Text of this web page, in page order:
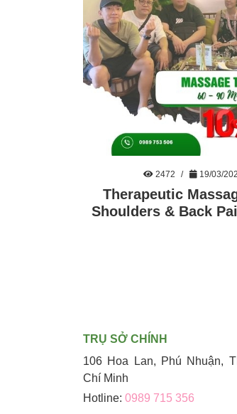
2472 19/03/
Therapeutic
Shoulders & Back
TRỤ SỞ CHÍNH
106 Hoa Lan, Phú Nhuận,
Chí Minh
Hotline: 0989 715 356